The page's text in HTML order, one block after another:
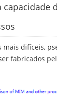
capacidade
mais difíceis,
fabricados